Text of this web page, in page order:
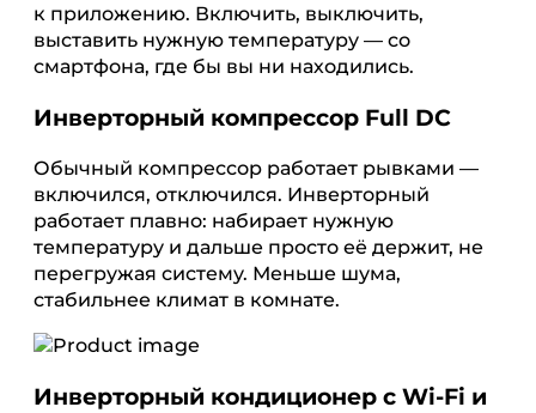
к приложению. Включить, выключить,
выставить нужную температуру — со
смартфона, где бы вы ни находились.
Инверторный компрессор Full DC
Обычный компрессор работает рывками —
включился, отключился. Инверторный
работает плавно: набирает нужную
температуру и дальше просто её держит, не
перегружая систему. Меньше шума,
стабильнее климат в комнате.
Инверторный кондиционер с Wi-Fi и